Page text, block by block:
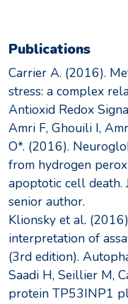
Publications
Carrier A. (2016).
stress: a complex
Antioxid Redox
Amri F, Ghouili I,
O*. (2016).
from hydrogen
apoptotic cell death.
senior author.
Klionsky et al.
interpretation of
(3rd edition).
Saadi H, Seillier M,
protein TP53INP1